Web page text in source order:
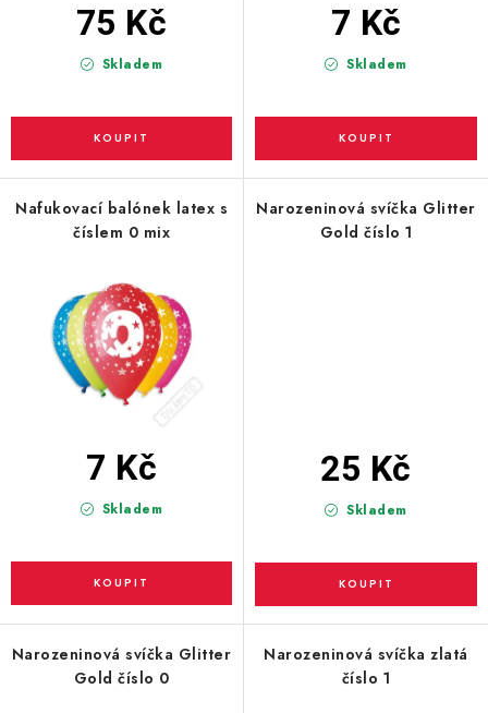
HELIUM NA BALÓNKY
OSLAVA PODLE BAREV
ROZLUČKA SE SVOBODOU
STUHY A MAŠLE
VYSTŘELOVACÍ KONFETY
Obchodní podmínky
Podmínky ochrany osobních údajů
Skladem
75 Kč
Skladem
7 Kč
Nafukovací balónek latex s
číslem 0 mix
Skladem
7 Kč
Narozeninová svíčka Glitter
Gold číslo 1
Skladem
25 Kč
Narozeninová svíčka Glitter
Gold číslo 0
Narozeninová svíčka zlatá
číslo 1